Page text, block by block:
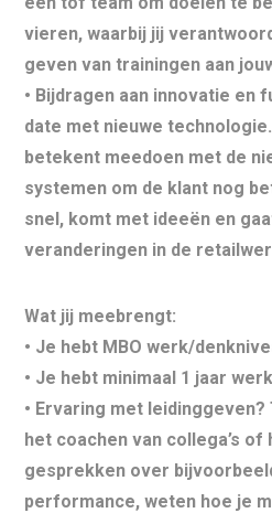
vieren, waarbij jij
geven van trainingen aan
• Bijdragen aan innovatie en
date met nieuwe
betekent meedoen met de
systemen om de klant nog
snel, komt met ideeën en
veranderingen in de
Wat jij meebrengt:
• Je hebt MBO werk/
• Je hebt minimaal 1 jaar
• Ervaring met leidinggeven?
het coachen van collega’s
gesprekken over
performance, weten hoe je